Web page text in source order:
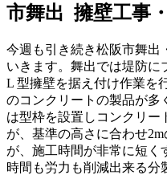
市舞出 擁壁工事
今週も引き続き松阪市舞出
いきます。舞出では堤防に
L 型擁壁を据え付け作業を
のコンクリートの製品が多
は型枠を設置しコンクリー
が、基準の高さに合わせ
が、施工時間が非常に短く
時間も労力も削減出来る分